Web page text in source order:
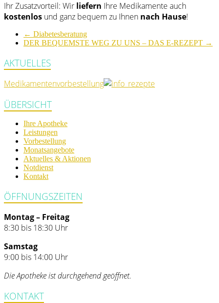
Ihr Zusatzvorteil: Wir liefern Ihre Medikamente auch
kostenlos und ganz bequem zu Ihnen nach Hause!
← Diabetesberatung
DER BEQUEMSTE WEG ZU UNS – DAS E-REZEPT →
AKTUELLES
Medikamentenvorbestellung
ÜBERSICHT
Ihre Apotheke
Leistungen
Vorbestellung
Monatsangebote
Aktuelles & Aktionen
Notdienst
Kontakt
ÖFFNUNGSZEITEN
Montag – Freitag
8:30 bis 18:30 Uhr
Samstag
9:00 bis 14:00 Uhr
Die Apotheke ist durchgehend geöffnet.
KONTAKT